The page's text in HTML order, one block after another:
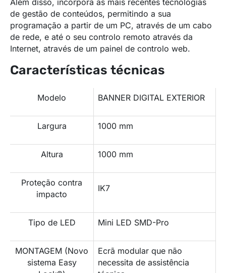
de gestão de conteúdos, permitindo a sua
programação a partir de um PC, através de um cabo
de rede, e até o seu controlo remoto através da
Internet, através de um painel de controlo web.
Características técnicas
Modelo BANNER DIGITAL EXTERIOR
Largura 1000 mm
Altura 1000 mm
Proteção contra
impacto
IK7
Tipo de LED Mini LED SMD-Pro
MONTAGEM (Novo
sistema Easy
Ecrã modular que não
necessita de assistência